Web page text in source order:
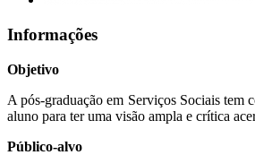
Informações
Objetivo
A pós-graduação em Serviços Sociais tem
aluno para ter uma visão ampla e crítica
Público-alvo